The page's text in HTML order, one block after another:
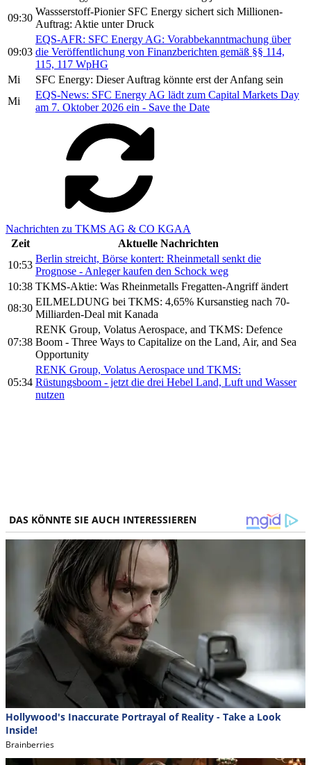
09:30
Wassserstoff-Pionier SFC Energy sichert sich Millionen-
Auftrag: Aktie unter Druck
09:03
EQS-AFR: SFC Energy AG: Vorabbekanntmachung über
die Veröffentlichung von Finanzberichten gemäß §§ 114,
115, 117 WpHG
Mi
SFC Energy: Dieser Auftrag könnte erst der Anfang sein
Mi
EQS-News: SFC Energy AG lädt zum Capital Markets Day
am 7. Oktober 2026 ein - Save the Date
Nachrichten zu TKMS AG & CO KGAA
Zeit
Aktuelle Nachrichten
10:53
Berlin streicht, Börse kontert: Rheinmetall senkt die
Prognose - Anleger kaufen den Schock weg
10:38 TKMS-Aktie: Was Rheinmetalls Fregatten-Angriff ändert
08:30
EILMELDUNG bei TKMS: 4,65% Kursanstieg nach 70-
Milliarden-Deal mit Kanada
07:38
RENK Group, Volatus Aerospace, and TKMS: Defence
Boom - Three Ways to Capitalize on the Land, Air, and Sea
Opportunity
05:34
RENK Group, Volatus Aerospace und TKMS:
Rüstungsboom - jetzt die drei Hebel Land, Luft und Wasser
nutzen